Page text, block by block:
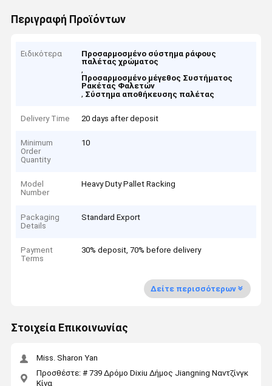
Περιγραφή Προϊόντων
Ειδικότερα
Προσαρμοσμένο σύστημα ράφους
παλέτας χρώματος
,
Προσαρμοσμένο μέγεθος Συστήματος
Ρακέτας Φαλετών
, Σύστημα αποθήκευσης παλέτας
Delivery Time 20 days after deposit
Minimum
Order
Quantity
10
Model
Number
Heavy Duty Pallet Racking
Packaging
Details
Standard Export
Payment
Terms
30% deposit, 70% before delivery
Δείτε περισσότερων
Στοιχεία Επικοινωνίας
Miss. Sharon Yan
Προσθέστε: # 739 Δρόμο Dixiu Δήμος Jiangning Ναντζίνγκ
Κίνα